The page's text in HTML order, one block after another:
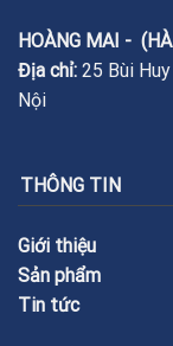
HOÀNG MAI -
Địa chỉ: 25 Bùi
Nội
THÔNG TIN
Giới thiệu
Sản phẩm
Tin tức